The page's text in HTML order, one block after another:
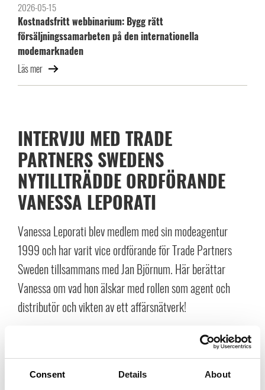
Consent Details About
2026-05-15
Kostnadsfritt webbinarium: Bygg rätt
försäljningssamarbeten på den internationella
modemarknaden
Läs mer
INTERVJU MED TRADE
PARTNERS SWEDENS
NYTILLTRÄDDE ORDFÖRANDE
VANESSA LEPORATI
Vanessa Leporati blev medlem med sin modeagentur
1999 och har varit vice ordförande för Trade Partners
Sweden tillsammans med Jan Björnum. Här berättar
Vanessa om vad hon älskar med rollen som agent och
distributör och vikten av ett affärsnätverk!
Berätta om din relation till Trade Partners Sweden?
Partners Sweden, dåvarande Agenturföretagen. Jag hade innan varit